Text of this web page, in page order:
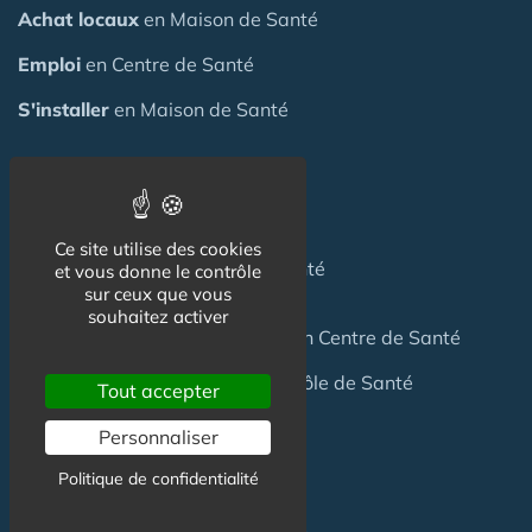
Achat locaux en Maison de Santé
Emploi en Centre de Santé
S'installer en Maison de Santé
une Maison de Santé
Investirdans une Maison de Santé
ou un Centre de Santé
Terrain
pour création Maison / Pôle de Santé
FAQ
Ce site utilise des cookies
et vous donne le contrôle
sur ceux que vous
souhaitez activer
Tout accepter
Personnaliser
Politique de confidentialité